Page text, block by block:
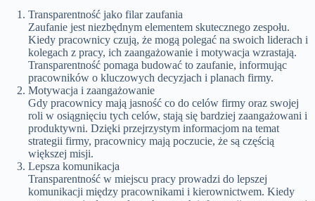
Transparentność jako filar zaufania
Zaufanie jest niezbędnym elementem skutecznego zespołu.
Kiedy pracownicy czują, że mogą polegać na swoich liderach i
kolegach z pracy, ich zaangażowanie i motywacja wzrastają.
Transparentność pomaga budować to zaufanie, informując
pracowników o kluczowych decyzjach i planach firmy.
Motywacja i zaangażowanie
Gdy pracownicy mają jasność co do celów firmy oraz swojej
roli w osiągnięciu tych celów, stają się bardziej zaangażowani i
produktywni. Dzięki przejrzystym informacjom na temat
strategii firmy, pracownicy mają poczucie, że są częścią
większej misji.
Lepsza komunikacja
Transparentność w miejscu pracy prowadzi do lepszej
komunikacji między pracownikami i kierownictwem. Kiedy